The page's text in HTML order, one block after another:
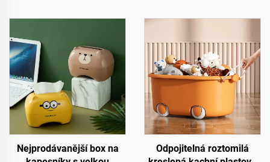
plastová krabice na
automatická miska na
pro pohodlné použití u psů
a koček, vyrobeno z plastu
Nejprodávanější box na
Odpojitelná roztomilá